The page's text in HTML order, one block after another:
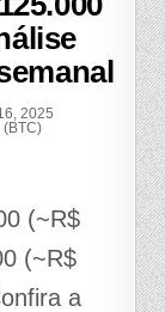
2025
(BTC)
(~R$
(~R$
a